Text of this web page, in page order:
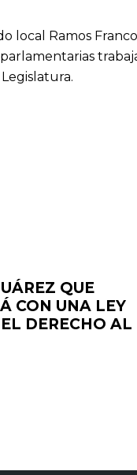
local Ramos
QUE
CON UNA LEY
DERECHO AL